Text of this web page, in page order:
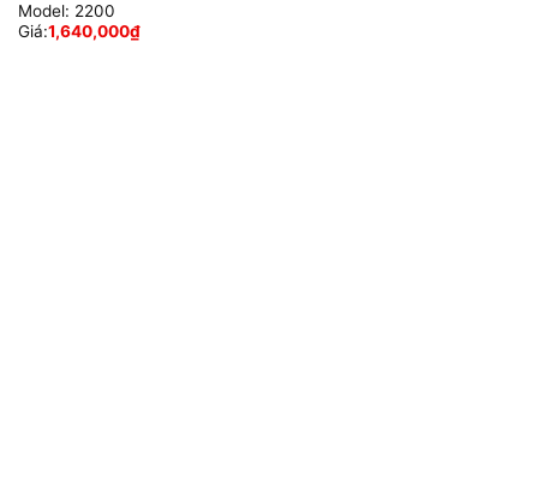
Model: 2200
Giá:1,640,000₫